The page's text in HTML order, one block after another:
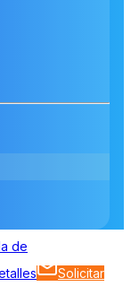
de
Solicitar